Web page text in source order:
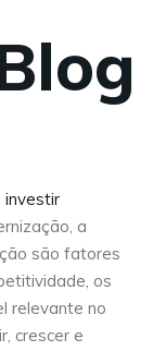
investir
a
são fatores
os
relevante no
crescer e